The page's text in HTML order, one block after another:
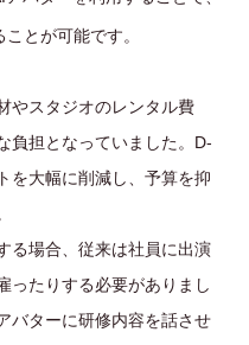
とが可能です。
やスタジオのレンタル費
負担となっていました。D-
を大幅に削減し、予算を抑
る場合、従来は社員に出演
ったりする必要がありまし
バターに研修内容を話させ